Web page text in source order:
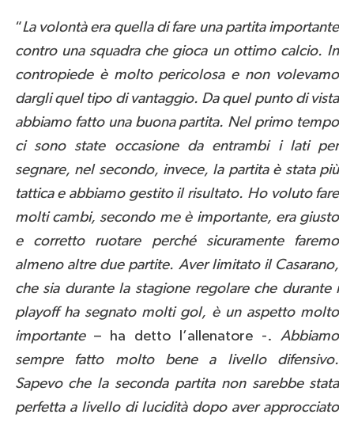
“La volontà era quella di fare una partita importante
contro una squadra che gioca un ottimo calcio. In
contropiede è molto pericolosa e non volevamo
dargli quel tipo di vantaggio. Da quel punto di vista
abbiamo fatto una buona partita. Nel primo tempo
ci sono state occasione da entrambi i lati per
segnare, nel secondo, invece, la partita è stata più
tattica e abbiamo gestito il risultato. Ho voluto fare
molti cambi, secondo me è importante, era giusto
e corretto ruotare perché sicuramente faremo
almeno altre due partite. Aver limitato il Casarano,
che sia durante la stagione regolare che durante i
playoff ha segnato molti gol, è un aspetto molto
importante– ha detto l’allenatore -.Abbiamo
sempre fatto molto bene a livello difensivo.
Sapevo che la seconda partita non sarebbe stata
perfetta a livello di lucidità dopo aver approcciato